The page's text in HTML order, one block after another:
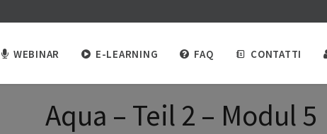
WEBINAR E-LEARNING FAQ CONTATTI
Aqua – Teil 2 – Modul 5